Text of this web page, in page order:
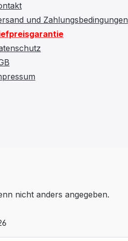
und Zahlungsbedingungen
nicht anders angegeben.